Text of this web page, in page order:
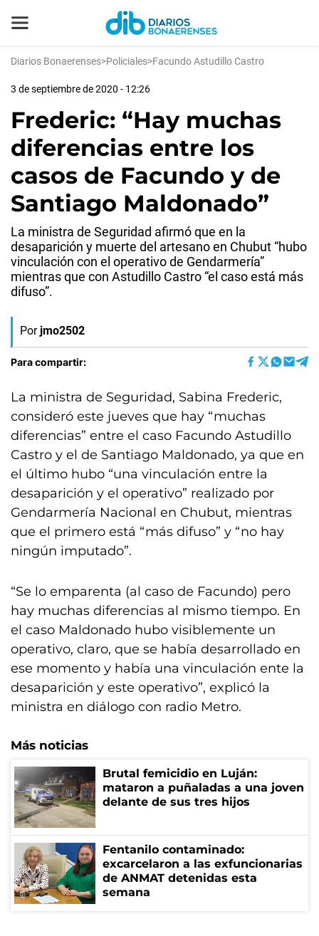
Diarios Bonaerenses>Policiales>Facundo Astudillo Castro
3 de septiembre de 2020 - 12:26
Frederic: “Hay muchas
diferencias entre los
casos de Facundo y de
Santiago Maldonado”
La ministra de Seguridad afirmó que en la
desaparición y muerte del artesano en Chubut “hubo
vinculación con el operativo de Gendarmería”
mientras que con Astudillo Castro “el caso está más
difuso”.
Por jmo2502
Para compartir:
La ministra de Seguridad, Sabina Frederic,
consideró este jueves que hay “muchas
diferencias” entre el caso Facundo Astudillo
Castro y el de Santiago Maldonado, ya que en
el último hubo “una vinculación entre la
desaparición y el operativo” realizado por
Gendarmería Nacional en Chubut, mientras
que el primero está “más difuso” y “no hay
ningún imputado”.
“Se lo emparenta (al caso de Facundo) pero
hay muchas diferencias al mismo tiempo. En
el caso Maldonado hubo visiblemente un
operativo, claro, que se había desarrollado en
ese momento y había una vinculación ente la
desaparición y este operativo”, explicó la
ministra en diálogo con radio Metro.
Más noticias
Brutal femicidio en Luján:
mataron a puñaladas a una joven
delante de sus tres hijos
Fentanilo contaminado:
excarcelaron a las exfuncionarias
de ANMAT detenidas esta
semana